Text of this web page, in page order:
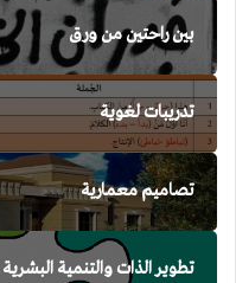
بين راحتين من ورق
تدريبات لغوية
تصاميم معمارية
تطوير الذات والتنمية البشرية